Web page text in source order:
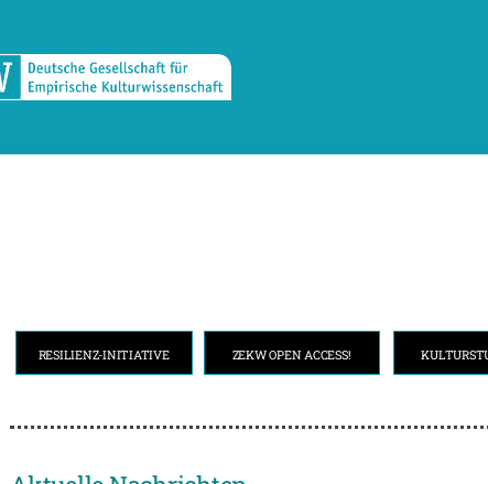
RESILIENZ-INITIATIVE ZEKW OPEN ACCESS!